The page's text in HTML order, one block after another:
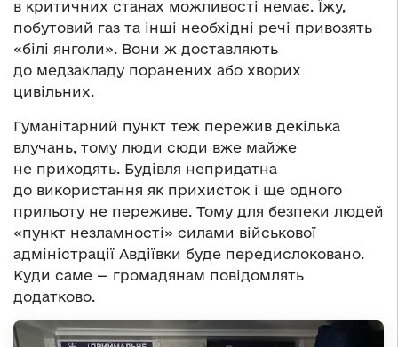
в критичних станах можливості немає. Їжу,
побутовий газ та інші необхідні речі привозять
«білі янголи». Вони ж доставляють
до медзакладу поранених або хворих
цивільних.
Гуманітарний пункт теж пережив декілька
влучань, тому люди сюди вже майже
не приходять. Будівля непридатна
до використання як прихисток і ще одного
прильоту не переживе. Тому для безпеки людей
«пункт незламності» силами військової
адміністрації Авдіївки буде передислоковано.
Куди саме — громадянам повідомлять
додатково.